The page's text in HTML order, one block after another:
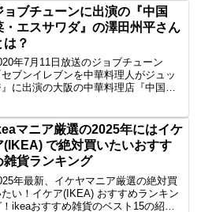
が届いた！誰でもパクチーが好きにな
SPコースを用意！
ョブチューンに出演の『中国
・エスサワダ』の澤田州平さん
は？
年7月11日放送のジョブチューン
セブンイレブンを中華料理人がジュッ
』に出演の大阪の中華料理店『中国
マニア厳選の2025年にはイケ
(IKEA) で絶対買いたいおすす
雑貨ランキング
年最新、イケヤマニア厳選の絶対買
たい！イケア(IKEA) おすすめランキン
！ikeaおすすめ雑貨のベスト15の紹介